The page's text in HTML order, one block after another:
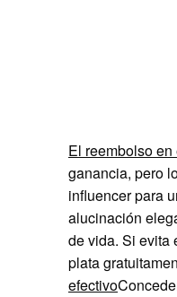
El reembolso
ganancia, pero
influencer para
alucinación
de vida. Si evita
plata
efectivo